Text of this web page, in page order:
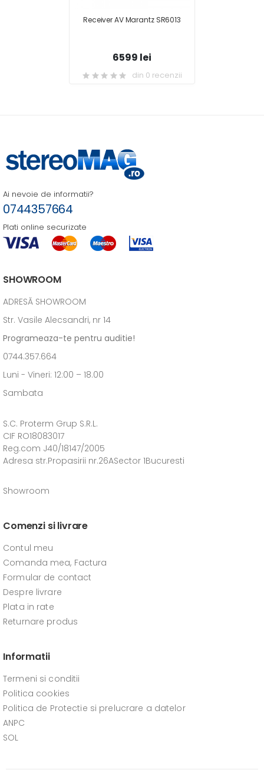
Receiver AV Marantz SR6013
6599 lei
din 0 recenzii
Ai nevoie de informatii?
0744357664
Plati online securizate
SHOWROOM
ADRESĂ SHOWROOM
Str. Vasile Alecsandri, nr 14
Programeaza-te pentru auditie!
0744.357.664
Luni - Vineri: 12:00 – 18.00
Sambata
S.C. Proterm Grup S.R.L.
CIF RO18083017
Reg.com J40/18147/2005
Adresa str.Propasirii nr.26ASector 1Bucuresti
Showroom
Comenzi si livrare
Contul meu
Comanda mea, Factura
Formular de contact
Despre livrare
Plata in rate
Returnare produs
Informatii
Termeni si conditii
Politica cookies
Politica de Protectie si prelucrare a datelor
ANPC
SOL